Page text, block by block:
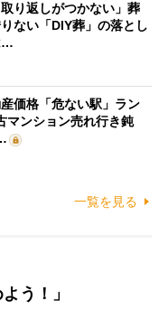
取り返しがつかない」葬
ない「DIY葬」の落とし
…
産価格「危ない駅」ラン
マンション売れ行き鈍
一覧を見る
う！」